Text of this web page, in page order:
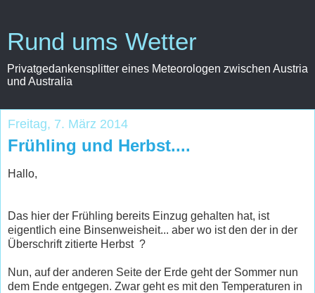
Rund ums Wetter
Privatgedankensplitter eines Meteorologen zwischen Austria
und Australia
Freitag, 7. März 2014
Frühling und Herbst....
Hallo,
Das hier der Frühling bereits Einzug gehalten hat, ist
eigentlich eine Binsenweisheit... aber wo ist den der in der
Überschrift zitierte Herbst ?
Nun, auf der anderen Seite der Erde geht der Sommer nun
dem Ende entgegen. Zwar geht es mit den Temperaturen in